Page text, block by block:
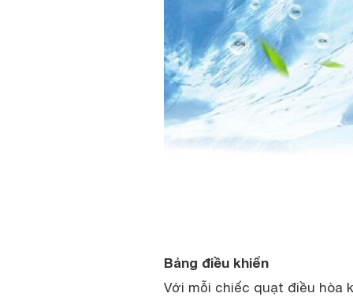
Bảng điều khiển
Với mỗi chiếc quạt điều hòa